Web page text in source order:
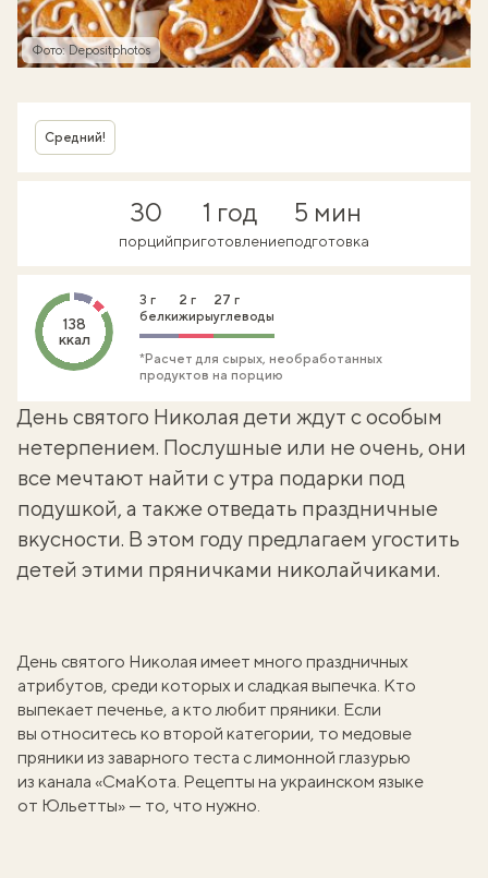
Фото: Depositphotos
Средний!
30
порций
1 год
приготовление
5 мин
подготовка
138
ккал
3 г
белки
2 г
жиры
27 г
углеводы
*Расчет для сырых, необработанных
продуктов на порцию
День святого Николая дети ждут с особым
нетерпением. Послушные или не очень, они
все мечтают найти с утра подарки под
подушкой, а также отведать праздничные
вкусности. В этом году предлагаем угостить
детей этими пряничками николайчиками.
День святого Николая имеет много праздничных
атрибутов, среди которых и сладкая выпечка. Кто
выпекает печенье, а кто любит пряники. Если
вы относитесь ко второй категории, то медовые
пряники из заварного теста с лимонной глазурью
из канала «СмаКота. Рецепты на украинском языке
от Юльетты» — то, что нужно.